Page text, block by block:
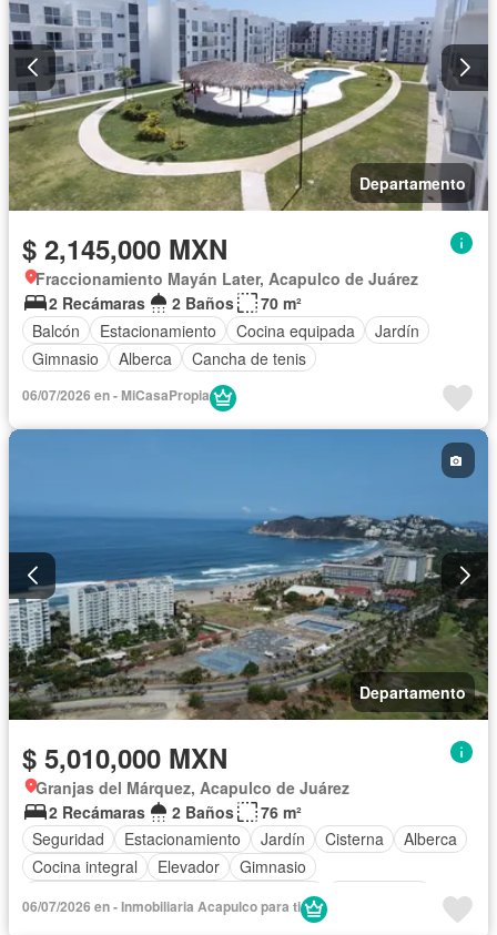
Departamento
$ 2,145,000 MXN
Fraccionamiento Mayán Later, Acapulco de Juárez
2 Recámaras
2 Baños
70 m²
Balcón
Estacionamiento Cocina equipada
Jardín
Gimnasio
Alberca Cancha de tenis
06/07/2026 en - MiCasaPropia
Departamento
$ 5,010,000 MXN
Granjas del Márquez, Acapulco de Juárez
2 Recámaras
2 Baños
76 m²
Seguridad
Estacionamiento Jardín Cisterna
Alberca
Cocina integral
Elevador
Gimnasio
Acceso para personas con discapacidad
Aire acondicionado
Circuito cerrado de televisión
06/07/2026 en - Inmobiliaria Acapulco para ti